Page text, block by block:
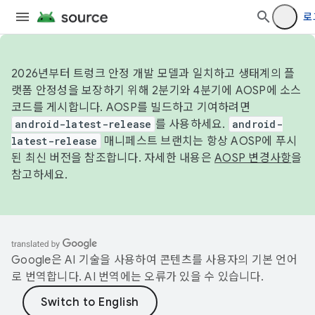
로
2026년부터 트렁크 안정 개발 모델과 일치하고 생태계의 플
랫폼 안정성을 보장하기 위해 2분기와 4분기에 AOSP에 소스
코드를 게시합니다. AOSP를 빌드하고 기여하려면
android-latest-release 를 사용하세요.
android-
latest-release
매니페스트 브랜치는 항상 AOSP에 푸시
된 최신 버전을 참조합니다. 자세한 내용은 AOSP 변경사항을
참고하세요.
Google은 AI 기술을 사용하여 콘텐츠를 사용자의 기본 언어
로 번역합니다. AI 번역에는 오류가 있을 수 있습니다.